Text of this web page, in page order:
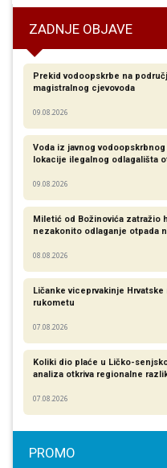
ZADNJE OBJAVE
Prekid vodoopskrbe na
magistralnog cjevovoda
09.08.2026
Voda iz javnog
lokacije ilegalnog odlagališta
09.08.2026
Miletić od Božinovića zatražio
nezakonito odlaganje otpada
08.08.2026
Ličanke viceprvakinje
rukometu
07.08.2026
Koliki dio plaće u Ličko-
analiza otkriva regionalne
07.08.2026
PROMO